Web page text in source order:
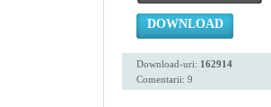
DOWNLOAD
Download-uri: 162914
Comentarii: 9